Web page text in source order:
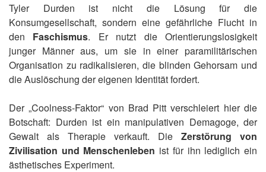
Tyler Durden ist nicht die Lösung für die
Konsumgesellschaft, sondern eine gefährliche Flucht in
den Faschismus. Er nutzt die Orientierungslosigkeit
junger Männer aus, um sie in einer paramilitärischen
Organisation zu radikalisieren, die blinden Gehorsam und
die Auslöschung der eigenen Identität fordert.
Der „Coolness-Faktor“ von Brad Pitt verschleiert hier die
Botschaft: Durden ist ein manipulativen Demagoge, der
Gewalt als Therapie verkauft. Die Zerstörung von
Zivilisation und Menschenleben ist für ihn lediglich ein
ästhetisches Experiment.